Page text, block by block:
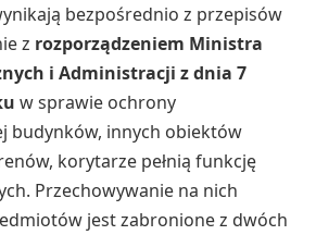
bezpośrednio z przepisów
z rozporządzeniem Ministra
i Administracji z dnia 7
w sprawie ochrony
budynków, innych obiektów
korytarze pełnią funkcję
Przechowywanie na nich
jest zabronione z dwóch